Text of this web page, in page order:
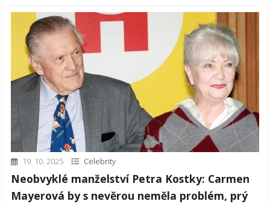
19. 10. 2025 Celebrity
Neobvyklé manželství Petra Kostky: Carmen
Mayerová by s nevěrou neměla problém, prý